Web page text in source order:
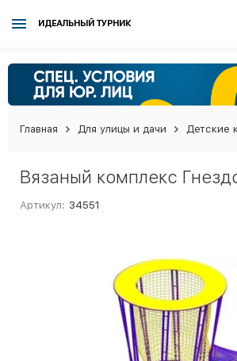
ИДЕАЛЬНЫЙ ТУРНИК
Главная Для улицы и дачи Детские
Вязаный комплекс
Артикул: 34551